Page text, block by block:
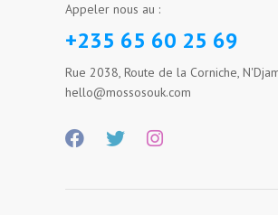
Appeler nous au :
+235 65 60 25 69
Rue 2038, Route de la Corniche,
hello@mossosouk.com